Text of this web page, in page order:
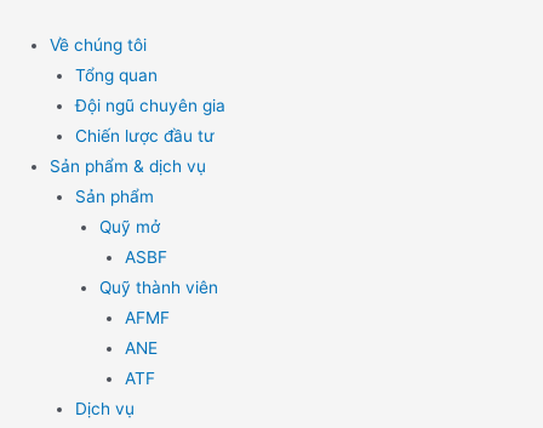
content
Về chúng tôi
Tổng quan
Đội ngũ chuyên gia
Chiến lược đầu tư
Sản phẩm & dịch vụ
Sản phẩm
Quỹ mở
ASBF
Quỹ thành viên
AFMF
ANE
ATF
Dịch vụ